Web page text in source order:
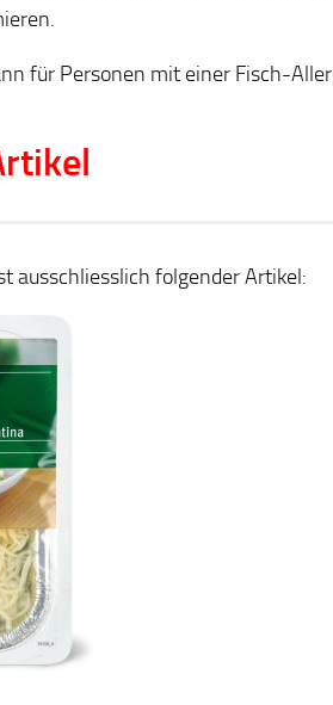
für Personen mit einer Fisch-
ausschliesslich folgender Artikel: